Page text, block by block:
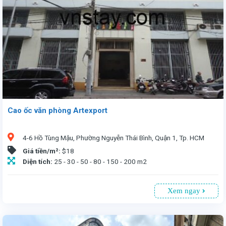
Cao ốc văn phòng Artexport
4-6 Hồ Tùng Mậu, Phường Nguyễn Thái Bình, Quận 1, Tp. HCM
Giá tiền/m²: $18
Diện tích: 25 - 30 - 50 - 80 - 150 - 200 m2
Xem ngay